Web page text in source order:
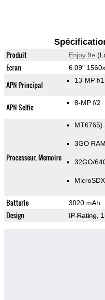
Produit Enjoy 9e
Ecran 6.09"
APN Principal 13-MP f/
APN Selfie 8-MP f/2
Processeur, Memoire
MT6765)
3GO RAM
32GO/
Batterie 3020 mAh
Design IP Rating,